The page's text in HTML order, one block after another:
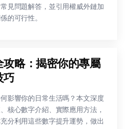
見問題解答，並引用權威外鏈加
的可行性。
略：揭密你的專屬
巧
影響你的日常生活嗎？本文深度
核心數字介紹、實際應用方法，
分利用這些數字提升運勢，做出